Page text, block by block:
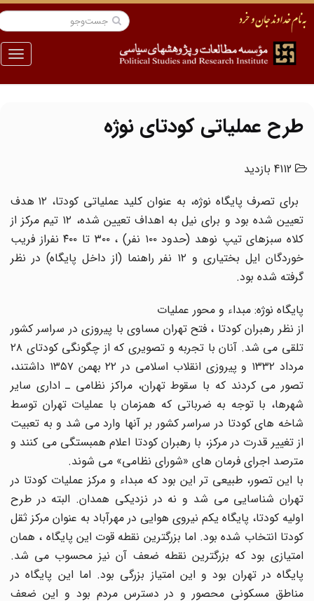
منو
طرح عملیاتی کودتای نوژه
4112 بازدید
برای تصرف پایگاه نوژه، به عنوان کلید عملیاتی کودتا، ۱۲ هدف
تعیین شده بود و برای نیل به اهداف تعیین شده، ۱۲ تیم مرکز از
کلاه سبزهای تیپ نوهد (حدود ۱۰۰ نفر) ، ۳۰۰ تا ۴۰۰ نفراز فریب
خوردگان ایل بختیاری و ۱۲ نفر راهنما (از داخل پایگاه) در نظر
گرفته شده بود.
پایگاه نوژه: مبداء و محور عملیات
از نظر رهبران کودتا ، فتح تهران مساوی با پیروزی در سراسر کشور
تلقی می شد. آنان با تجربه و تصویری که از چگونگی کودتای ۲۸
مرداد ۱۳۳۲ و پیروزی انقلاب اسلامی در ۲۲ بهمن ۱۳۵۷ داشتند،
تصور می کردند که با سقوط تهران، مراکز نظامی ـ اداری سایر
شهرها، با توجه به ضرباتی که همزمان با عملیات تهران توسط
شاخه های کودتا در سراسر کشور بر آنها وارد می شد و به تعبیت
از تغییر قدرت در مرکز، با رهبران کودتا اعلام همبستگی می کنند و
مترصد اجرای فرمان های «شورای نظامی» می شوند.
با این تصور، طبیعی تر این بود که مبداء و مرکز عملیات کودتا در
تهران شناسایی می شد و نه در نزدیکی همدان. البته در طرح
اولیه کودتا، پایگاه یکم نیروی هوایی در مهرآباد به عنوان مرکز ثقل
کودتا انتخاب شده بود. اما بزرگترین نقطه قوت این پایگاه ، همان
امتیازی بود که بزرگترین نقطه ضعف آن نیز محسوب می شد.
پایگاه در تهران بود و این امتیاز بزرگی بود. اما این پایگاه در
مناطق مسکونی محصور و در دسترس مردم بود و این ضعف